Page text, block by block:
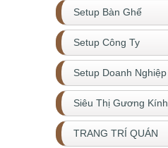
Setup Bàn Ghế
Setup Công Ty
Setup Doanh Nghiệp
Siêu Thị Gương Kính
TRANG TRÍ QUÁN